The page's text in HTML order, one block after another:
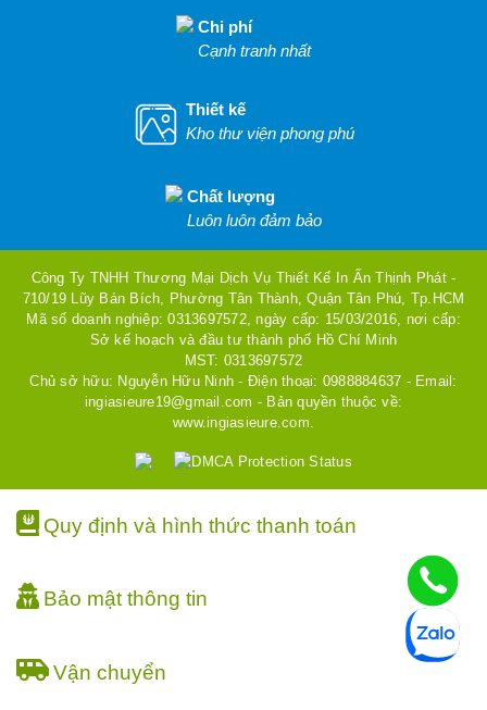
Chi phí
Cạnh tranh nhất
Thiết kế
Kho thư viện phong phú
Chất lượng
Luôn luôn đảm bảo
Công Ty TNHH Thương Mại Dịch Vụ Thiết Kế In Ấn Thịnh Phát -
710/19 Lũy Bán Bích, Phường Tân Thành, Quận Tân Phú, Tp.HCM
Mã số doanh nghiệp: 0313697572, ngày cấp: 15/03/2016, nơi cấp:
Sở kế hoạch và đầu tư thành phố Hồ Chí Minh
MST: 0313697572
Chủ sở hữu: Nguyễn Hữu Ninh - Điện thoại: 0988884637 - Email:
ingiasieure19@gmail.com - Bản quyền thuộc về:
www.ingiasieure.com.
Quy định và hình thức thanh toán
Bảo mật thông tin
Vận chuyển